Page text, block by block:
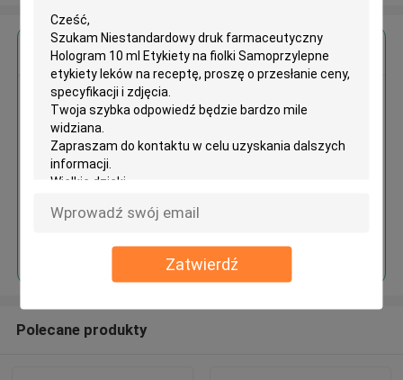
Zatwierdź
Uzyskaj najlepszą cenę za
Niestandardowy druk
Etykiety na fiolki Samoprzylepne
Polecane produkty